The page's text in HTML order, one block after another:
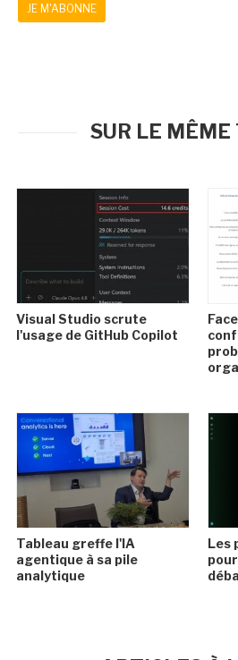
JE M'ABONNE
SUR LE MÊME
Visual Studio scrute
l'usage de GitHub Copilot
Tableau greffe l'IA
agentique à sa pile
analytique
Les